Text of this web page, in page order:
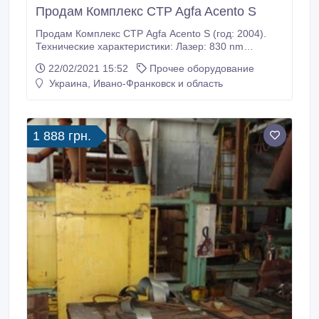
Продам Комплекс CTP Agfa Acento S
Продам Комплекс CTP Agfa Acento S (год: 2004).
Технические характеристики: Лазер: 830 nm
канальный инфракрасный лазерный диод.
Минимальный размер пластин: 324x370 мм
до 0, 3 мм.
22/02/2021 15:52
Прочее оборудование
Украина, Ивано-Франковск и область
1 888 грн.